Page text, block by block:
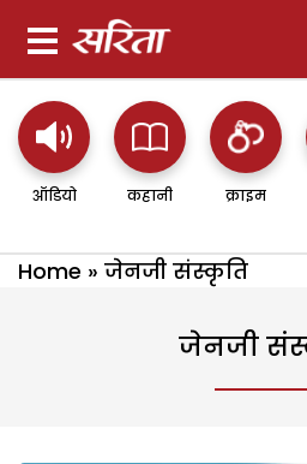
ऑडियो कहानी क्राइम
Home » जेनजी संस्कृति
जेनजी